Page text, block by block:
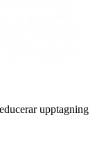
upptagning